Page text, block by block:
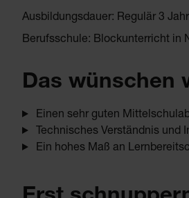
Ausbildungsdauer: Regulär 3
Berufsschule: Blockunterricht in
Das wünschen
Einen sehr guten
Technisches Verständnis und
Ein hohes Maß an